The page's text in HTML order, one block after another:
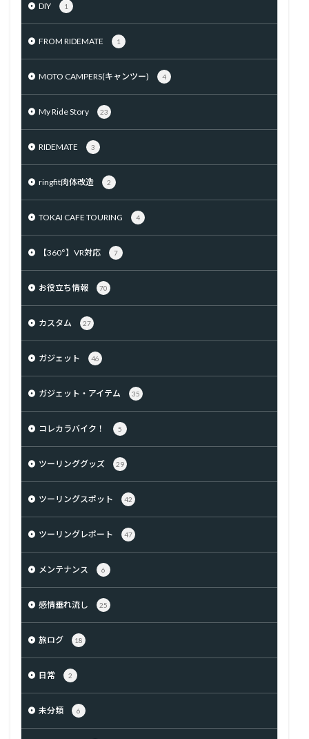
DIY 1
FROM RIDEMATE 1
MOTO CAMPERS(キャンツー) 4
My Ride Story 23
RIDEMATE 3
ringfit肉体改造 2
TOKAI CAFE TOURING 4
【360°】VR対応 7
お役立ち情報 70
カスタム 27
ガジェット 46
ガジェット・アイテム 35
コレカラバイク！ 5
ツーリンググッズ 29
ツーリングスポット 42
ツーリングレポート 47
メンテナンス 6
感情垂れ流し 25
旅ログ 18
日常 2
未分類 6